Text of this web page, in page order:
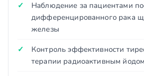
Наблюдение за пациентами
дифференцированного рака
железы
Контроль эффективности
терапии радиоактивным йодом